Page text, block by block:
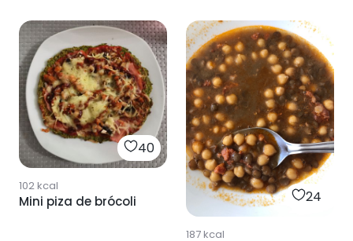
40
102kcal
Mini piza de brócoli 24
187kcal